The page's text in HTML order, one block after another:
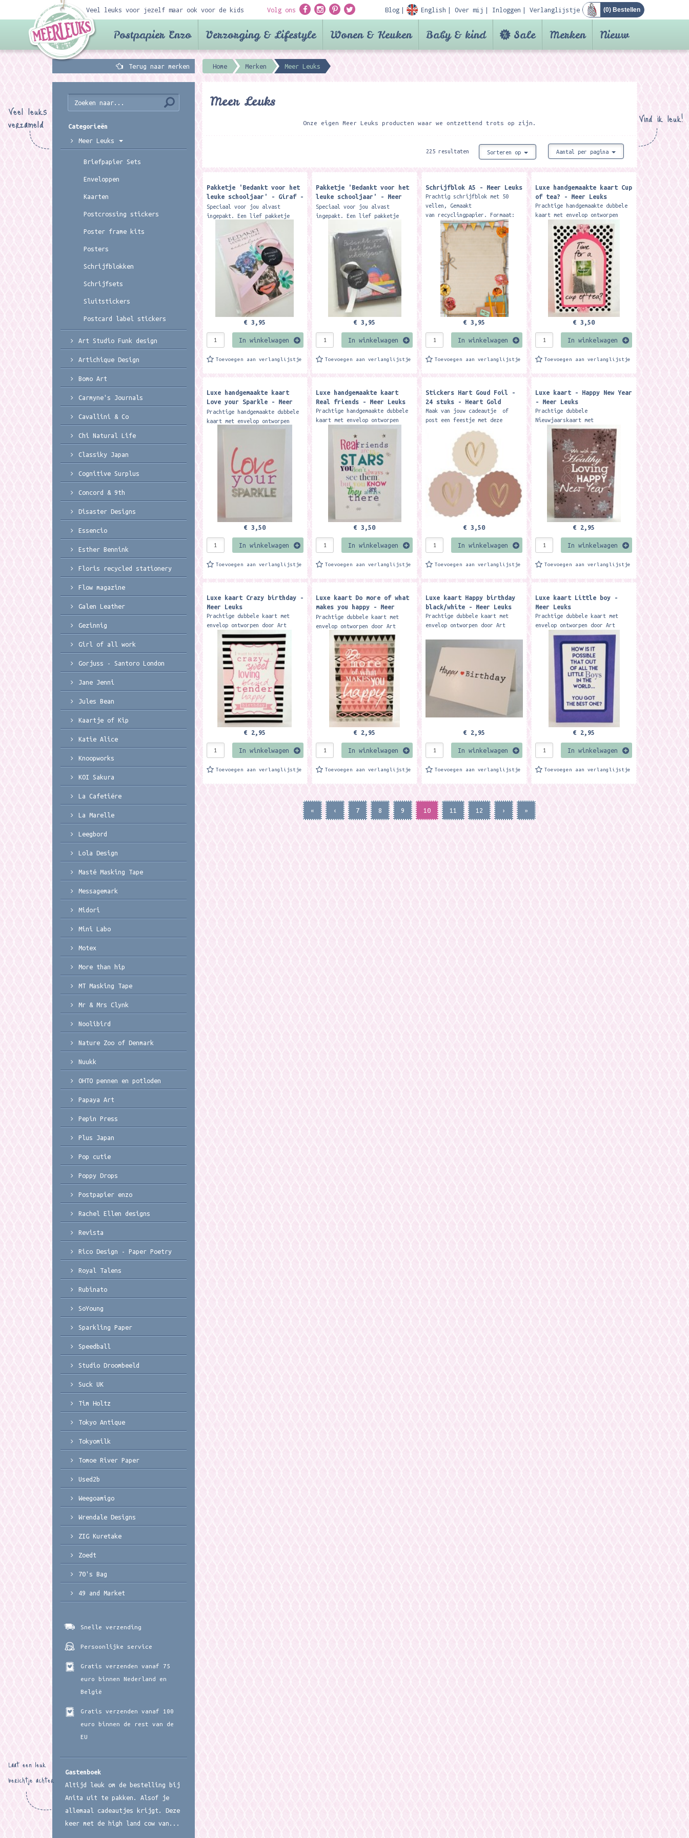
Veel leuks voor jezelf maar ook voor de kids Volg ons Blog English Over mij Inloggen Verlanglijstje (0) Bestellen
Postpapier Enzo Verzorging & Lifestyle Wonen & Keuken Baby & kind Sale Merken Nieuw
Terug naar merken Home Merken Meer Leuks
Vind ik leuk!
Meer Leuks
Onze eigen Meer Leuks producten waar we ontzettend trots op zijn.
225 resultaten Sorteren op Aantal per pagina
Pakketje 'Bedankt voor het
leuke schooljaar' - Giraf -
Meer Leuks
Speciaal voor jou alvast
ingepakt. Een lief pakketje
voor de juf of meester met een
ansichtkaart 'Bedankt voor het
leuke schooljaar', een...
€ 3,95
In winkelwagen
Toevoegen aan verlanglijstje
Pakketje 'Bedankt voor het
leuke schooljaar' - Meer
Leuks
Speciaal voor jou alvast
ingepakt. Een lief pakketje
ansichtkaart 'Bedankt voor het
leuke schooljaar', een...
€ 3,95
In winkelwagen
Toevoegen aan verlanglijstje
Schrijfblok A5 - Meer Leuks
Prachtig schrijfblok met 50
vellen, Gemaakt
van recyclingpapier. Formaat:
21 x 14,5 cm. Merk: Meer Leuks
€ 3,95
In winkelwagen
Toevoegen aan verlanglijstje
Luxe handgemaakte kaart Cup
of tea? - Meer Leuks
Prachtige handgemaakte dubbele
kaart met envelop ontworpen
door Art Studio Funk design.
Deze kaart is exclusief
verkrijgbaar bij Meer
Leuks. ...
€ 3,50
In winkelwagen
Toevoegen aan verlanglijstje
Luxe handgemaakte kaart
Love your Sparkle - Meer
Leuks
Prachtige handgemaakte dubbele
kaart met envelop ontworpen
door Art Studio Funk design.
kaart is exclusief
verkrijgbaar...
€ 3,50
In winkelwagen
Toevoegen aan verlanglijstje
Luxe handgemaakte kaart
Real friends - Meer Leuks
Prachtige handgemaakte dubbele
kaart met envelop ontworpen
door Art Studio Funk design.
Deze kaart is exclusief
verkrijgbaar bij Meer
Leuks. ...
€ 3,50
In winkelwagen
Toevoegen aan verlanglijstje
Stickers Hart Goud Foil -
24 stuks - Heart Gold
Maak van jouw cadeautje of
post een feestje met deze
stickers met goud folie hart
illustratie.. Combineer met
bijpassend cadeaupapier of
andere...
€ 3,50
In winkelwagen
Toevoegen aan verlanglijstje
Luxe kaart - Happy New Year
- Meer Leuks
Prachtige dubbele
Nieuwjaarskaart met
envelop ontworpen door Art
studio funk design. Deze kaart
is exclusief verkrijgbaar bij
Meer Leuks....
€ 2,95
In winkelwagen
Toevoegen aan verlanglijstje
Luxe kaart Crazy birthday -
Meer Leuks
Prachtige dubbele kaart met
envelop ontworpen door Art
studio funk design. Deze
verjaardagskaart is exclusief
verkrijgbaar bij Meer Leuks....
€ 2,95
In winkelwagen
Toevoegen aan verlanglijstje
Luxe kaart Do more of what
makes you happy - Meer
Leuks
Prachtige dubbele kaart met
envelop ontworpen door Art
studio funk design. Deze
wenskaart is exclusief
verkrijgbaar bij Meer Leuks....
€ 2,95
In winkelwagen
Toevoegen aan verlanglijstje
Luxe kaart Happy birthday
black/white - Meer Leuks
Prachtige dubbele kaart met
envelop ontworpen door Art
verkrijgbaar bij Meer...
€ 2,95
In winkelwagen
Toevoegen aan verlanglijstje
Luxe kaart Little boy -
Meer Leuks
Prachtige dubbele kaart met
envelop ontworpen door Art
studio funk design. Deze
geboortekaart is exclusief
verkrijgbaar bij Meer Leuks....
€ 2,95
In winkelwagen
Toevoegen aan verlanglijstje
« ‹ 7 8 9 10 11 12 › »
Veel leuks
verzameld
Categorieën
Meer Leuks
Briefpapier Sets
Enveloppen
Kaarten
Postcrossing stickers
Poster frame kits
Posters
Schrijfblokken
Schrijfsets
Sluitstickers
Postcard label stickers
Art Studio Funk design
Artichique Design
Bomo Art
Carmyne's Journals
Cavallini & Co
Chi Natural Life
Classiky Japan
Cognitive Surplus
Concord & 9th
Disaster Designs
Essencio
Esther Bennink
Floris recycled stationery
Flow magazine
Galen Leather
Gezinnig
Girl of all work
Gorjuss - Santoro London
Jane Jenni
Jules Bean
Kaartje of Kip
Katie Alice
Knoopworks
KOI Sakura
La Cafetiére
La Marelle
Leegbord
Lola Design
Masté Masking Tape
Messagemark
Midori
Mini Labo
Motex
More than hip
MT Masking Tape
Mr & Mrs Clynk
Noolibird
Nature Zoo of Denmark
Nuukk
OHTO pennen en potloden
Papaya Art
Pepin Press
Plus Japan
Pop cutie
Poppy Drops
Postpapier enzo
Rachel Ellen designs
Revista
Rico Design - Paper Poetry
Royal Talens
Rubinato
SoYoung
Sparkling Paper
Speedball
Studio Droombeeld
Suck UK
Tim Holtz
Tokyo Antique
Tokyomilk
Tomoe River Paper
Used2b
Weegoamigo
Wrendale Designs
ZIG Kuretake
Zoedt
70's Bag
49 and Market
Snelle verzending
Persoonlijke service
Gratis verzenden vanaf 75
euro binnen Nederland en
België
Gratis verzenden vanaf 100
euro binnen de rest van de
EU
Gastenboek
Altijd leuk om de bestelling bij
Anita uit te pakken. Alsof je
allemaal cadeautjes krijgt. Deze
keer met de high land cow van...
Laat een leuk
berichtje achter